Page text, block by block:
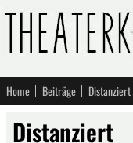
Home Beiträge Distanziert
Distanziert